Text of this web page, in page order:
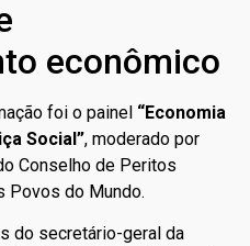
econômico
foi o painel “Economia
Social”, moderado por
Conselho de Peritos
Povos do Mundo.
do secretário-geral da